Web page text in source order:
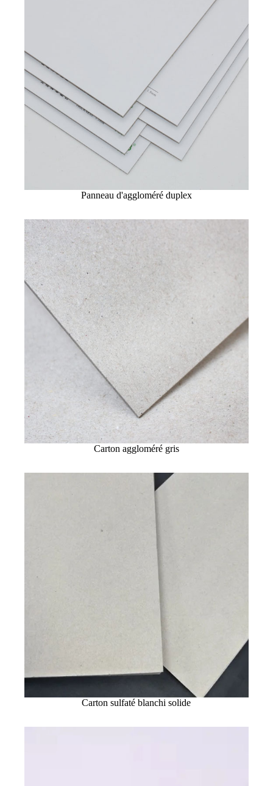
Panneau d'aggloméré duplex
Carton aggloméré gris
Carton sulfaté blanchi solide